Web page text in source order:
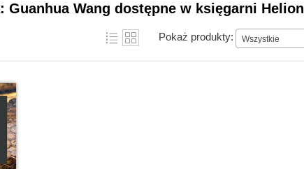
Guanhua Wang dostępne w księgarni Helion
Pokaż produkty: Wszystkie